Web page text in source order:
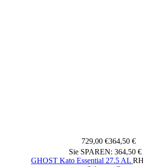
729,00 €364,50 €
Sie SPAREN: 364,50 €
GHOST Kato Essential 27.5 AL